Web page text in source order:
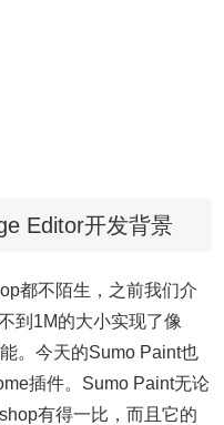
Editor开发背景
都不陌生，之前我们介
到1M的大小实现了像
。今天的Sumo Paint也
插件。Sumo Paint无论
有得一比，而且它的